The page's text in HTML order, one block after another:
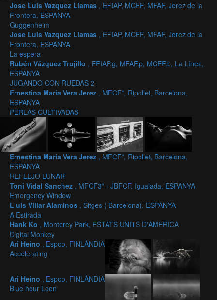
Jose Luis Vazquez Llamas , EFIAP, MCEF, MFAF, Jerez de la
Frontera, ESPANYA
Guggenheim
Jose Luis Vazquez Llamas , EFIAP, MCEF, MFAF, Jerez de la
Frontera, ESPANYA
La espera
Rubén Vázquez Trujillo , EFIAP.g, MFAF.p, MCEF.b, La Línea,
ESPANYA
JUGANDO CON RUEDAS 2
Ernestina María Vera Jerez , MFCF*, Ripollet, Barcelona,
ESPANYA
PERLAS CULTIVADAS
Ernestina María Vera Jerez , MFCF*, Ripollet, Barcelona,
ESPANYA
REFLEJO LUNAR
Toni Vidal Sanchez , MFCF3* - JBFCF, Igualada, ESPANYA
Emergency Window
Lluis Villar Alaminos , Sitges ( Barcelona), ESPANYA
A Estirada
Hank Ko , Monterey Park, ESTATS UNITS D'AMÈRICA
Digital Monkey
Ari Heino , Espoo, FINLÀNDIA
Accelerating
Ari Heino , Espoo, FINLÀNDIA
Blue hour Loon